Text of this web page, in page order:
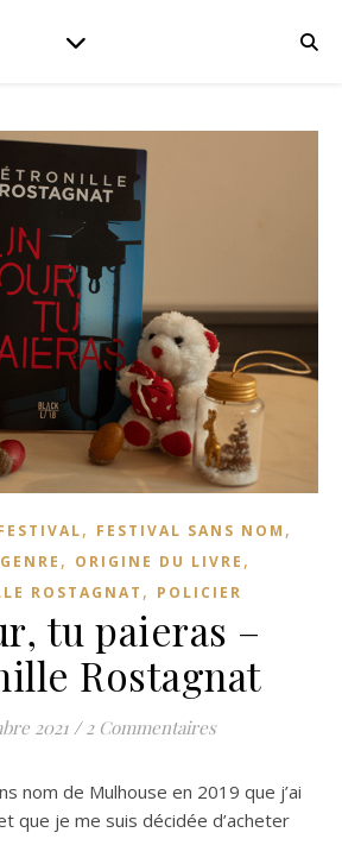
, FESTIVAL SANS NOM ,
GENRE , ORIGINE DU LIVRE ,
ROSTAGNAT , POLICIER
tu paieras –
Rostagnat
2021 / 2 Commentaires
nom de Mulhouse en 2019 que j’ai
que je me suis décidée d’acheter